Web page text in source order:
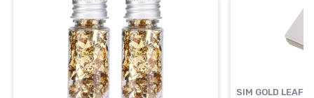
SIM GOLD LEAF